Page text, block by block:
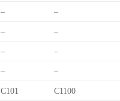
– –
– –
– –
– –
C101 C1100